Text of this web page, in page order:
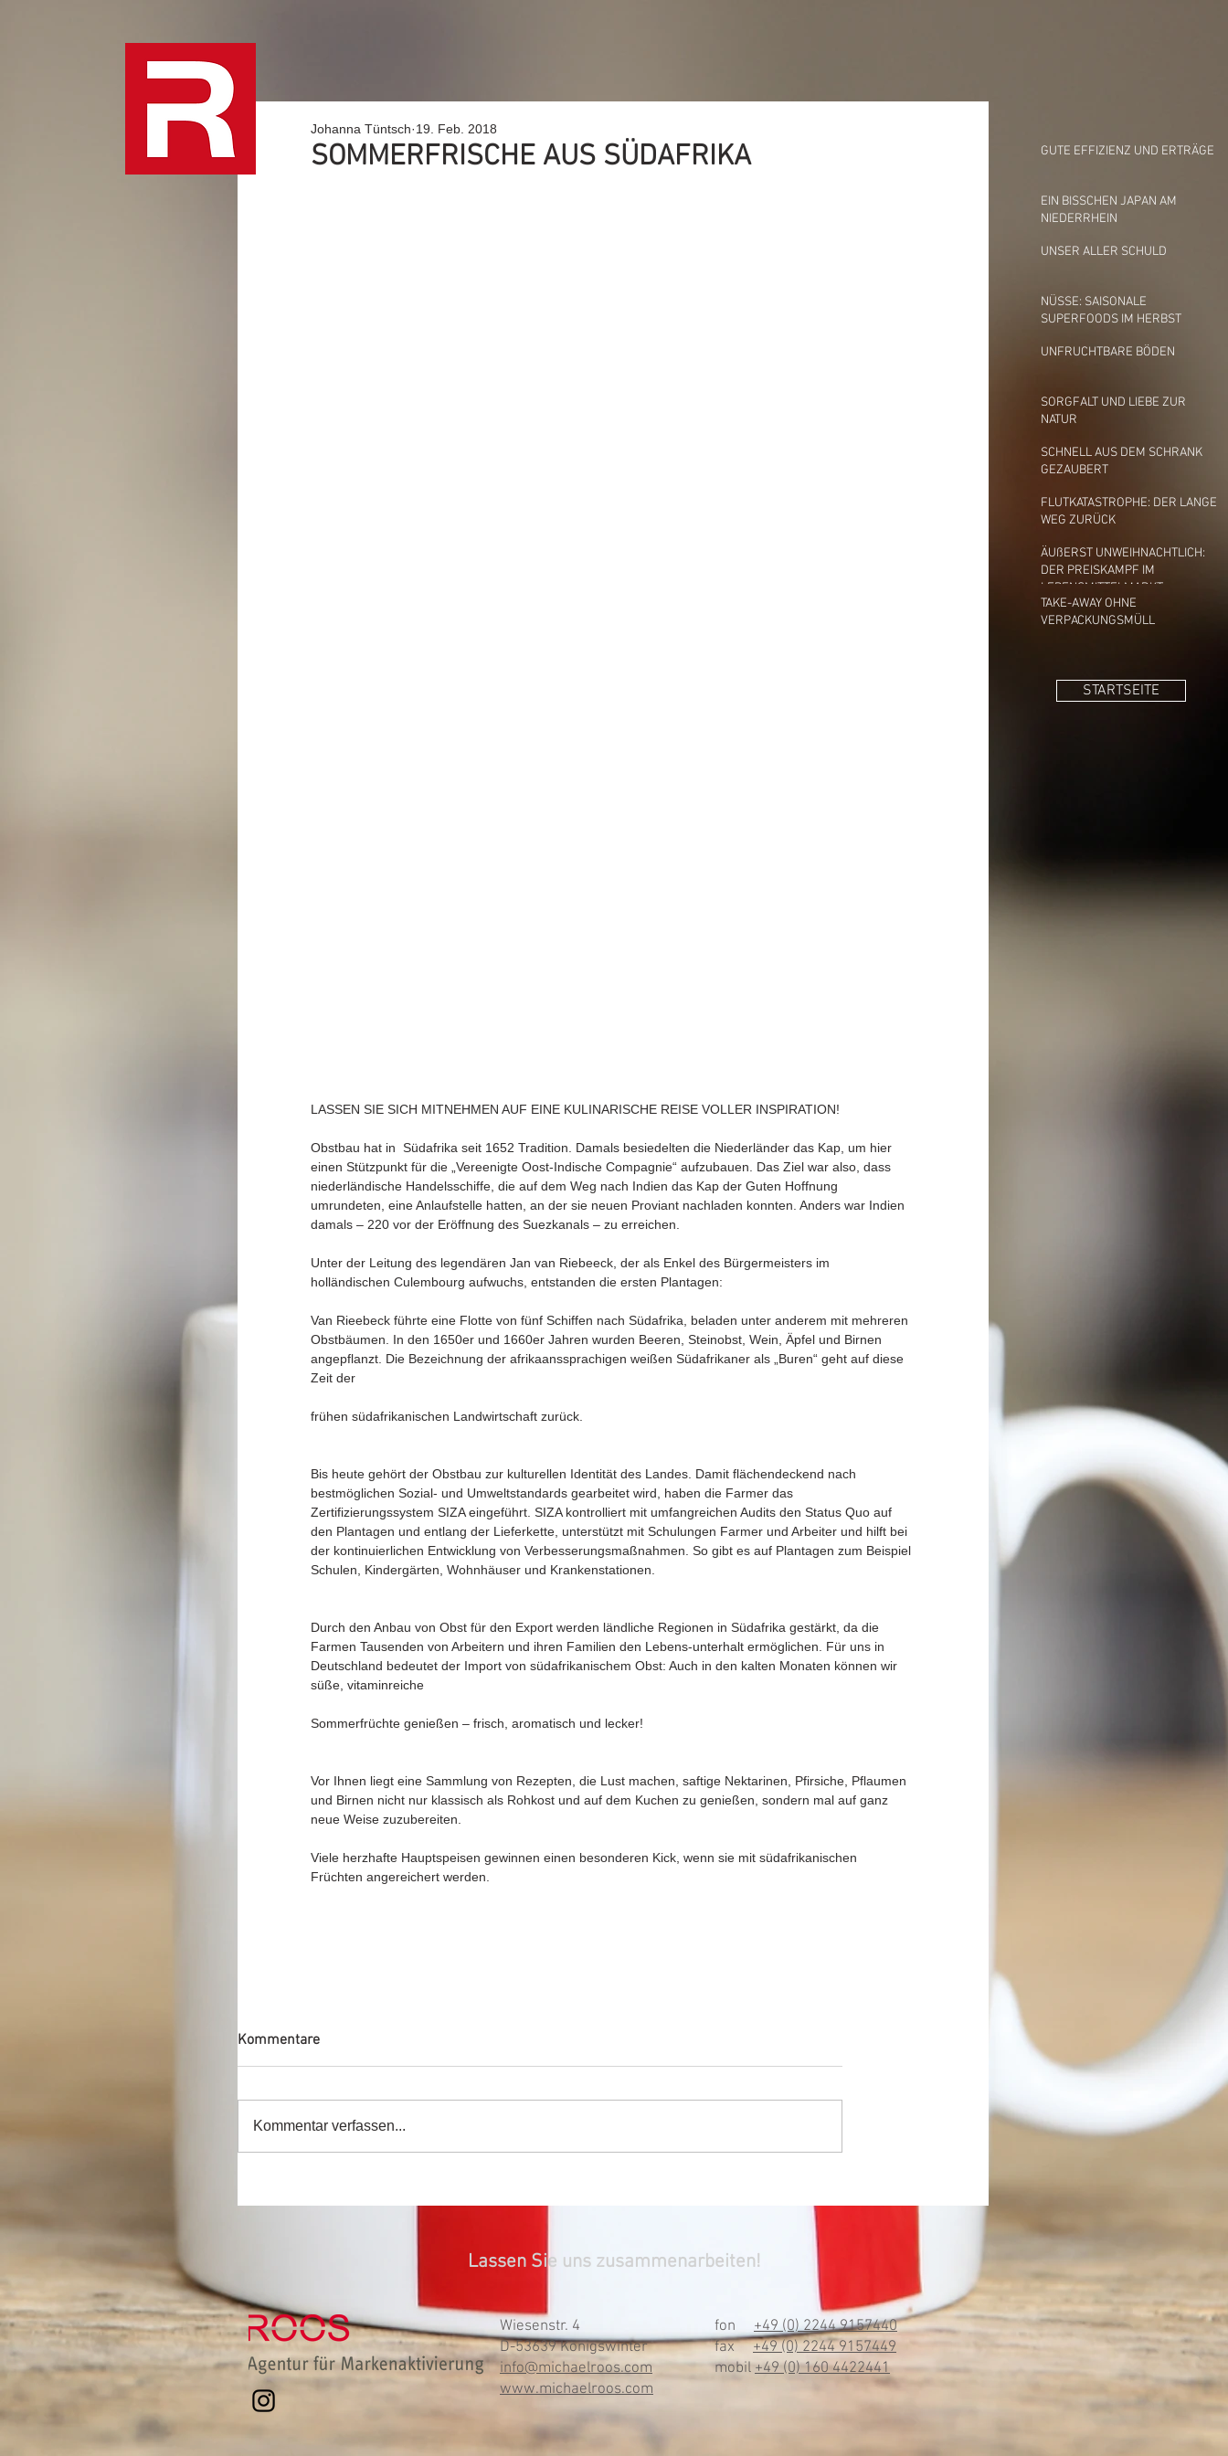
SOMMERFRISCHE AUS SÜDAFRIKA
Johanna Tüntsch 19. Feb. 2018
LASSEN SIE SICH MITNEHMEN AUF EINE KULINARISCHE REISE VOLLER INSPIRATION!
Obstbau hat in  Südafrika seit 1652 Tradition. Damals besiedelten die Niederländer das Kap, um hier
einen Stützpunkt für die „Vereenigte Oost-Indische Compagnie“ aufzubauen. Das Ziel war also, dass
niederländische Handelsschiffe, die auf dem Weg nach Indien das Kap der Guten Hoffnung
umrundeten, eine Anlaufstelle hatten, an der sie neuen Proviant nachladen konnten. Anders war Indien
damals – 220 vor der Eröffnung des Suezkanals – zu erreichen.
Unter der Leitung des legendären Jan van Riebeeck, der als Enkel des Bürgermeisters im
holländischen Culembourg aufwuchs, entstanden die ersten Plantagen:
Van Rieebeck führte eine Flotte von fünf Schiffen nach Südafrika, beladen unter anderem mit mehreren
Obstbäumen. In den 1650er und 1660er Jahren wurden Beeren, Steinobst, Wein, Äpfel und Birnen
angepflanzt. Die Bezeichnung der afrikaanssprachigen weißen Südafrikaner als „Buren“ geht auf diese
Zeit der
frühen südafrikanischen Landwirtschaft zurück.
Bis heute gehört der Obstbau zur kulturellen Identität des Landes. Damit flächendeckend nach
bestmöglichen Sozial- und Umweltstandards gearbeitet wird, haben die Farmer das
Zertifizierungssystem SIZA eingeführt. SIZA kontrolliert mit umfangreichen Audits den Status Quo auf
den Plantagen und entlang der Lieferkette, unterstützt mit Schulungen Farmer und Arbeiter und hilft bei
der kontinuierlichen Entwicklung von Verbesserungsmaßnahmen. So gibt es auf Plantagen zum Beispiel
Schulen, Kindergärten, Wohnhäuser und Krankenstationen.
Durch den Anbau von Obst für den Export werden ländliche Regionen in Südafrika gestärkt, da die
Farmen Tausenden von Arbeitern und ihren Familien den Lebens-unterhalt ermöglichen. Für uns in
Deutschland bedeutet der Import von südafrikanischem Obst: Auch in den kalten Monaten können wir
süße, vitaminreiche
Sommerfrüchte genießen – frisch, aromatisch und lecker!
Vor Ihnen liegt eine Sammlung von Rezepten, die Lust machen, saftige Nektarinen, Pfirsiche, Pflaumen
und Birnen nicht nur klassisch als Rohkost und auf dem Kuchen zu genießen, sondern mal auf ganz
neue Weise zuzubereiten.
Viele herzhafte Hauptspeisen gewinnen einen besonderen Kick, wenn sie mit südafrikanischen
Früchten angereichert werden.
Kommentare
Kommentar verfassen...
GUTE EFFIZIENZ UND ERTRÄGE
EIN BISSCHEN JAPAN AM
NIEDERRHEIN
UNSER ALLER SCHULD
NÜSSE: SAISONALE
SUPERFOODS IM HERBST
UNFRUCHTBARE BÖDEN
SORGFALT UND LIEBE ZUR
NATUR
SCHNELL AUS DEM SCHRANK
GEZAUBERT
FLUTKATASTROPHE: DER LANGE
WEG ZURÜCK
ÄUßERST UNWEIHNACHTLICH:
DER PREISKAMPF IM
LEBENSMITTELMARKT
TAKE-AWAY OHNE
VERPACKUNGSMÜLL
STARTSEITE
Lassen Sie uns zusammenarbeiten!
Wiesenstr. 4
D-53639 Königswinter
info@michaelroos.com
www.michaelroos.com
fon +49 (0) 2244 9157440
fax+49 (0) 2244 9157449
mobil+49 (0) 160 4422441